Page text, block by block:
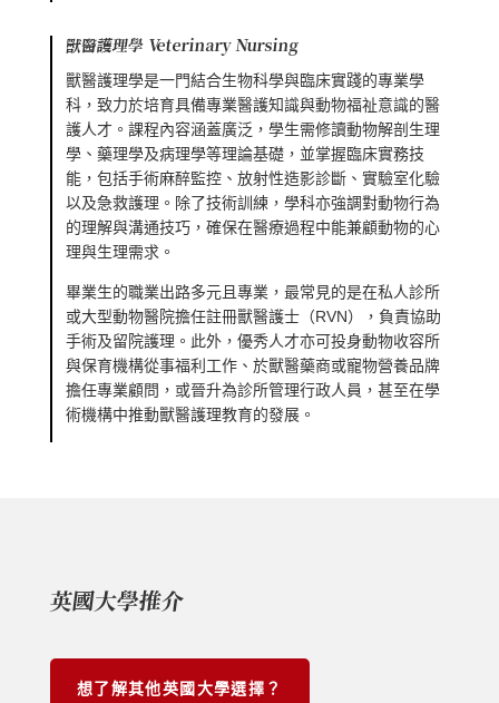
獸醫護理學 Veterinary Nursing
獸醫護理學是一門結合生物科學與臨床實踐的專業學
科，致力於培育具備專業醫護知識與動物福祉意識的醫
護人才。課程內容涵蓋廣泛，學生需修讀動物解剖生理
學、藥理學及病理學等理論基礎，並掌握臨床實務技
能，包括手術麻醉監控、放射性造影診斷、實驗室化驗
以及急救護理。除了技術訓練，學科亦強調對動物行為
的理解與溝通技巧，確保在醫療過程中能兼顧動物的心
理與生理需求。
畢業生的職業出路多元且專業，最常見的是在私人診所
或大型動物醫院擔任註冊獸醫護士（RVN），負責協助
手術及留院護理。此外，優秀人才亦可投身動物收容所
與保育機構從事福利工作、於獸醫藥商或寵物營養品牌
擔任專業顧問，或晉升為診所管理行政人員，甚至在學
術機構中推動獸醫護理教育的發展。
英國大學推介
想了解其他英國大學選擇？